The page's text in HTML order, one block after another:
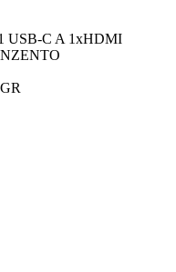
USB-C A 1xHDMI